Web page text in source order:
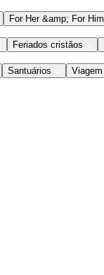
For Her &amp; For Him
Feriados cristãos
Santuários Viagem